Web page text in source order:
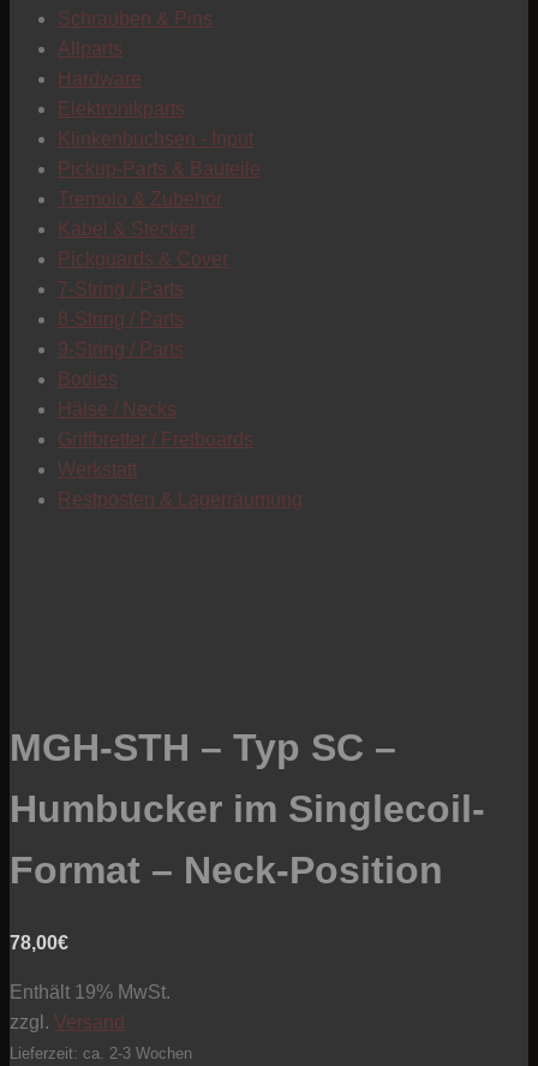
Schrauben & Pins
Allparts
Hardware
Elektronikparts
Klinkenbuchsen - Input
Pickup-Parts & Bauteile
Tremolo & Zubehör
Kabel & Stecker
Pickguards & Cover
7-String / Parts
8-String / Parts
9-String / Parts
Bodies
Hälse / Necks
Griffbretter / Fretboards
Werkstatt
Restposten & Lagerräumung
MGH-STH – Typ SC –
Humbucker im Singlecoil-
Format – Neck-Position
78,00€
Enthält 19% MwSt.
zzgl. Versand
Lieferzeit: ca. 2-3 Wochen